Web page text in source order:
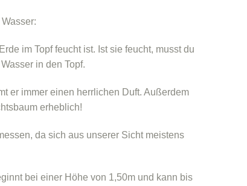
im Topf feucht ist. Ist sie feucht, musst du
in den Topf.
er immer einen herrlichen Duft. Außerdem
erheblich!
da sich aus unserer Sicht meistens
bei einer Höhe von 1,50m und kann bis